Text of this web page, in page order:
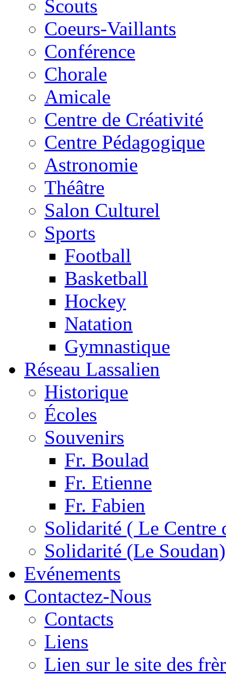
Scouts
Coeurs-Vaillants
Conférence
Chorale
Amicale
Centre de Créativité
Centre Pédagogique
Astronomie
Théâtre
Salon Culturel
Sports
Football
Basketball
Hockey
Natation
Gymnastique
Réseau Lassalien
Historique
Écoles
Souvenirs
Fr. Boulad
Fr. Etienne
Fr. Fabien
Solidarité ( Le Centre
Solidarité (Le Soudan)
Evénements
Contactez-Nous
Contacts
Liens
Lien sur le site des